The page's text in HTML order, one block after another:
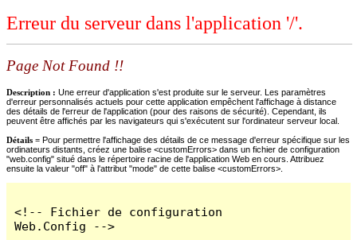
Erreur du serveur dans l'application '/'.
Page Not Found !!
Description : Une erreur d'application s'est produite sur le serveur. Les paramètres
d'erreur personnalisés actuels pour cette application empêchent l'affichage à distance
des détails de l'erreur de l'application (pour des raisons de sécurité). Cependant, ils
peuvent être affichés par les navigateurs qui s'exécutent sur l'ordinateur serveur local.
Détails = Pour permettre l'affichage des détails de ce message d'erreur spécifique sur les
ordinateurs distants, créez une balise <customErrors> dans un fichier de configuration
"web.config" situé dans le répertoire racine de l'application Web en cours. Attribuez
ensuite la valeur "off" à l'attribut "mode" de cette balise <customErrors>.
<!-- Fichier de configuration
Web.Config -->